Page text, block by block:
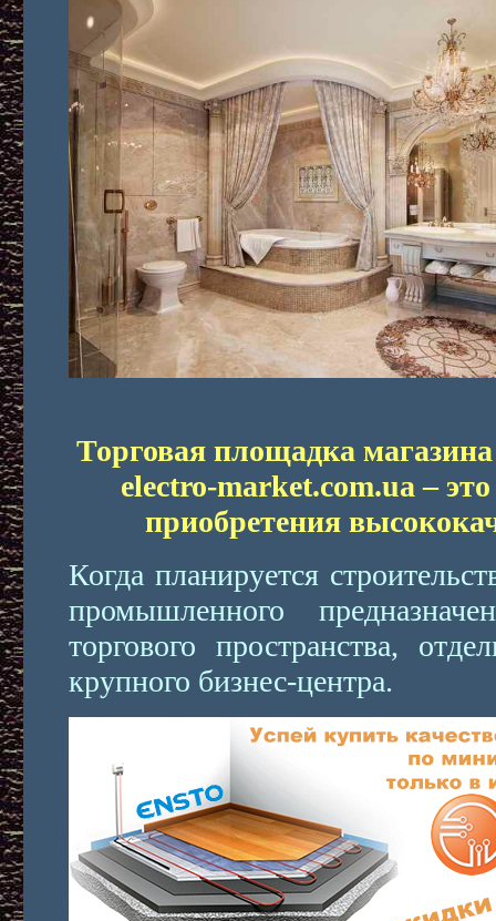
Торговая площадка
electro-market.com.ua –
приобретения
Когда планируется
промышленного
торгового пространства,
крупного бизнес-центра.